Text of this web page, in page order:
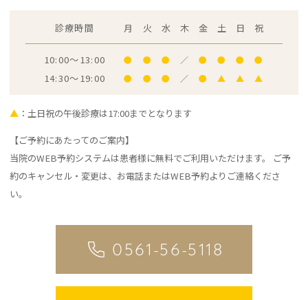
診療時間 月 火 水 木 金 土 日 祝
10:00～13:00 ● ● ● ／ ● ● ● ●
14:30～19:00 ● ● ● ／ ● ▲ ▲ ▲
▲ ：土日祝の午後診療は17:00までとなります
【ご予約にあたってのご案内】
当院のWEB予約システムは患者様に無料でご利用いただけます。 ご予
約のキャンセル・変更は、お電話またはWEB予約よりご連絡くださ
い。
0561-56-5118